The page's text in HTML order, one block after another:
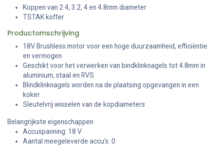
Koppen van 2.4, 3.2, 4 en 4.8mm diameter
TSTAK koffer
Productomschrijving
18V Brushless motor voor een hoge duurzaamheid, efficiëntie
en vermogen
Geschikt voor het verwerken van bindklinknagels tot 4.8mm in
aluminium, staal en RVS
Blindklinknagels worden na de plaatsing opgevangen in een
koker
Sleutelvrij wisselen van de kopdiameters
Belangrijkste eigenschappen
Accuspanning: 18 V
Aantal meegeleverde accu's: 0